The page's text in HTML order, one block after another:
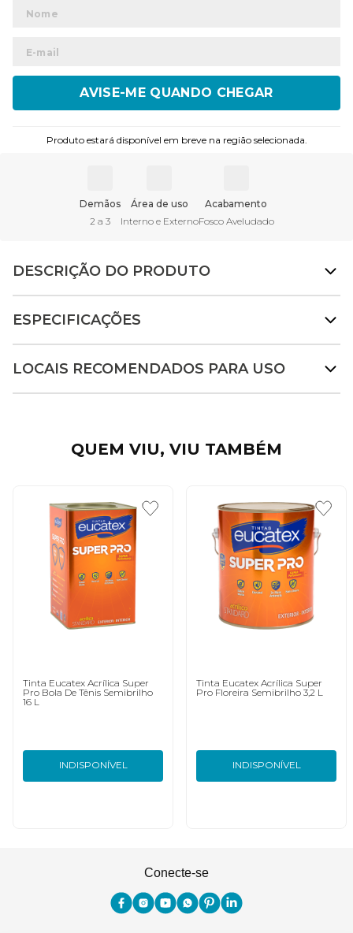
ENVIAR
Produto estará disponível em breve na região selecionada.
Demãos
2 a 3
Área de uso
Interno e Externo
Acabamento
Fosco Aveludado
DESCRIÇÃO DO PRODUTO
ESPECIFICAÇÕES
LOCAIS RECOMENDADOS PARA USO
QUEM VIU, VIU TAMBÉM
Tinta Eucatex Acrílica Super
Pro Bola De Tênis Semibrilho
16 L
INDISPONÍVEL
Tinta Eucatex Acrílica Super
Pro Floreira Semibrilho 3,2 L
INDISPONÍVEL
Conecte-se